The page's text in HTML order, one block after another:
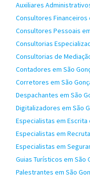
Auxiliares
Consultores Financeiros
Consultores Pessoais
Consultorias
Consultorias de
Contadores em São
Corretores em São
Despachantes em São
Digitalizadores em São
Especialistas em Escrita
Especialistas em
Especialistas em
Guias Turísticos em São
Palestrantes em São